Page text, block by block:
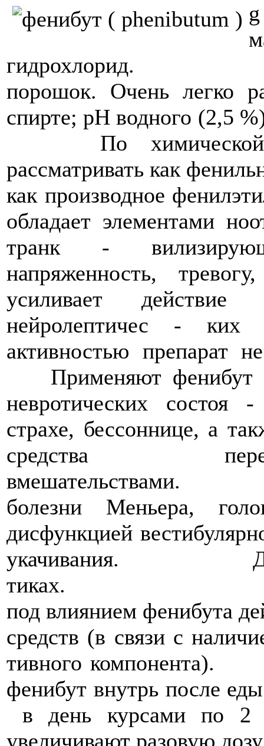
гидрохлорид.
порошок. Очень легко
спирте; рН водного
По химической
рассматривать как
как производное
обладает элементами
транк -
напряженность,
усиливает действие
нейролептичес - ких
активностью
Применяют фенибут
невротических состоя
страхе, бессоннице, а
средства
болезни Меньера,
дисфункцией
укачивания. Детям
тиках. Имеются
под влиянием фенибута
средств (в связи с
тивного
фенибут внутрь после
в день курсами по 2
увеличивают разовую